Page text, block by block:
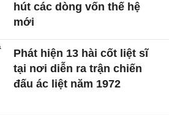
hút các dòng vốn thế hệ
mới
Phát hiện 13 hài cốt liệt sĩ
tại nơi diễn ra trận chiến
đấu ác liệt năm 1972